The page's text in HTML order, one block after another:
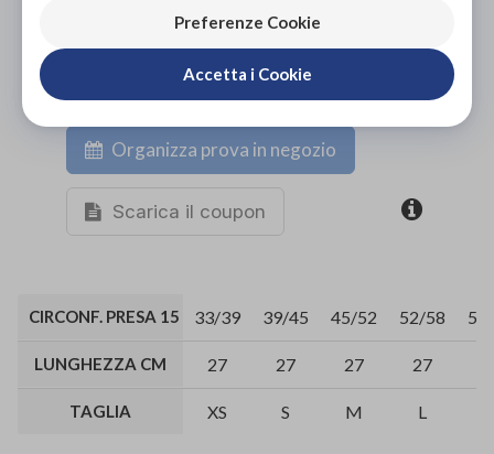
Organizza prova in negozio
Scarica il coupon
CIRCONF. PRESA 15 CM SOPRA CENTRO ROTULA CM
33/39 39/45 45/52 52/58
LUNGHEZZA CM 27 27 27 27
TAGLIA XS S M L
Preferenze Cookie
Accetta i Cookie